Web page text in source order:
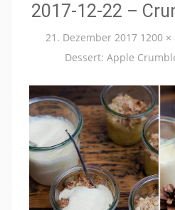
2017-12-22 –
21. Dezember 2017 1200 ×
Dessert: Apple